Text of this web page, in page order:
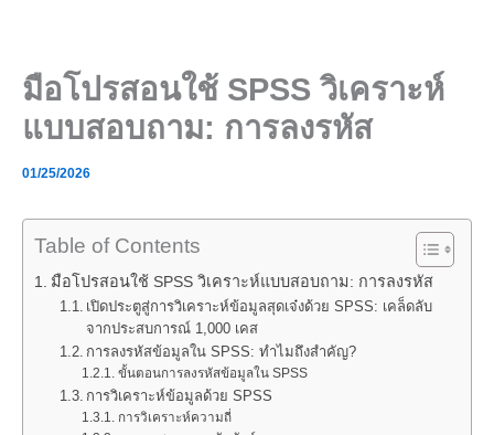
content
มือโปรสอนใช้ SPSS วิเคราะห์
แบบสอบถาม: การลงรหัส
01/25/2026
Table of Contents
มือโปรสอนใช้ SPSS วิเคราะห์แบบสอบถาม: การลงรหัส
เปิดประตูสู่การวิเคราะห์ข้อมูลสุดเจ๋งด้วย SPSS: เคล็ดลับ
จากประสบการณ์ 1,000 เคส
การลงรหัสข้อมูลใน SPSS: ทำไมถึงสำคัญ?
ขั้นตอนการลงรหัสข้อมูลใน SPSS
การวิเคราะห์ข้อมูลด้วย SPSS
การวิเคราะห์ความถี่